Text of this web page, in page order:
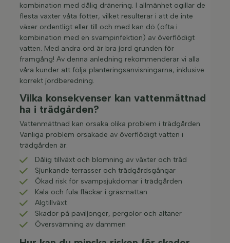
kombination med dålig dränering. I allmänhet ogillar de
flesta växter våta fötter, vilket resulterar i att de inte
växer ordentligt eller till och med kan dö (ofta i
kombination med en svampinfektion) av överflödigt
vatten. Med andra ord är bra jord grunden för
framgång! Av denna anledning rekommenderar vi alla
våra kunder att följa planteringsanvisningarna, inklusive
korrekt jordberedning.
Vilka konsekvenser kan vattenmättnad
ha i trädgården?
Vattenmättnad kan orsaka olika problem i trädgården.
Vanliga problem orsakade av överflödigt vatten i
trädgården är:
Dålig tillväxt och blomning av växter och träd
Sjunkande terrasser och trädgårdsgångar
Ökad risk för svampsjukdomar i trädgården
Kala och fula fläckar i gräsmattan
Algtillväxt
Skador på paviljonger, pergolor och altaner
Översvämning av dammen